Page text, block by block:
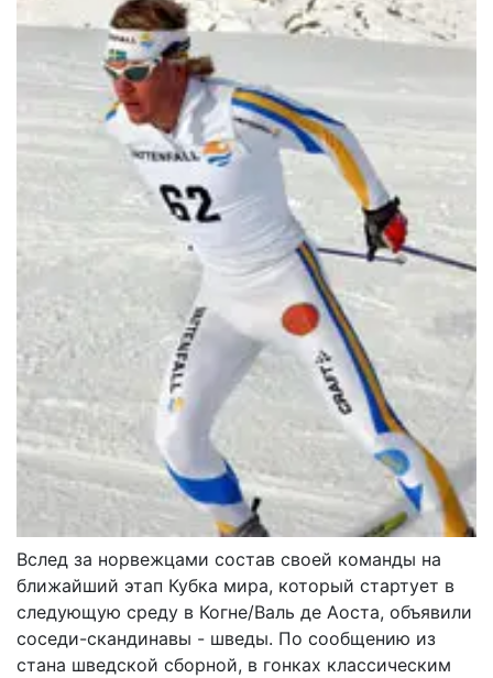
Вслед за норвежцами состав своей команды на
ближайший этап Кубка мира, который стартует в
следующую среду в Когне/Валь де Аоста, объявили
соседи-скандинавы - шведы. По сообщению из
стана шведской сборной, в гонках классическим